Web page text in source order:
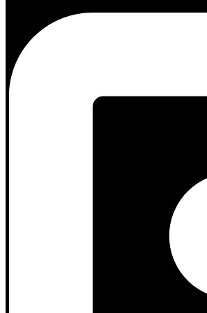
Backdrop TV Modular
Rp